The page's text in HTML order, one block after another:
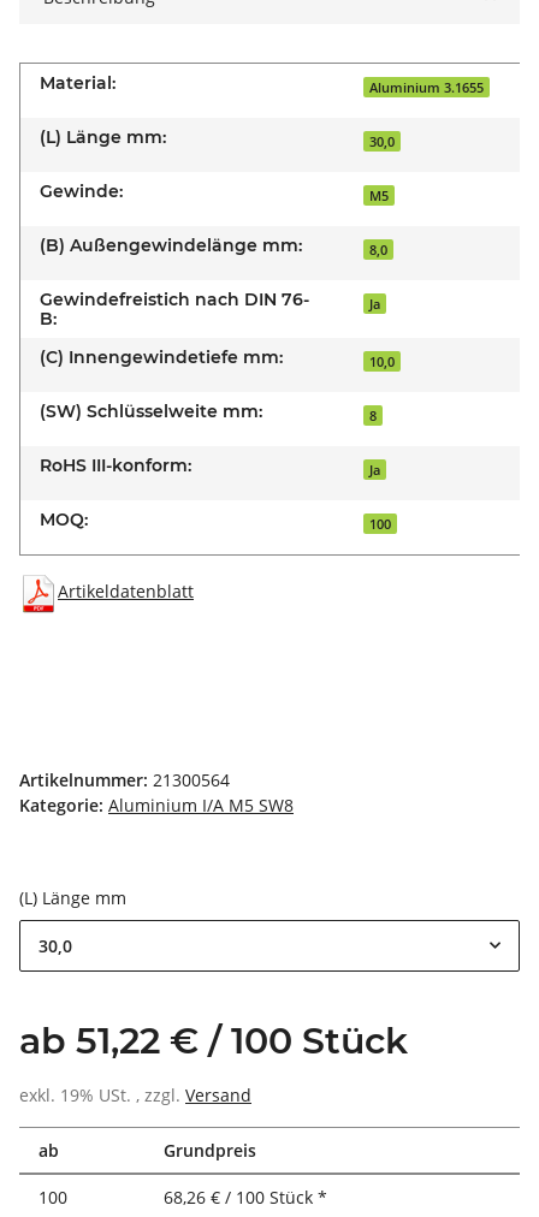
Material: Aluminium 3.1655
(L) Länge mm: 30,0
Gewinde: M5
(B) Außengewindelänge mm: 8,0
Gewindefreistich nach DIN 76-
B:
Ja
(C) Innengewindetiefe mm: 10,0
(SW) Schlüsselweite mm: 8
RoHS III-konform: Ja
MOQ: 100
Artikeldatenblatt
Artikelnummer: 21300564
Kategorie: Aluminium I/A M5 SW8
(L) Länge mm
30,0
ab 51,22 € / 100 Stück
exkl. 19% USt. , zzgl. Versand
ab Grundpreis
100 68,26 € / 100 Stück *